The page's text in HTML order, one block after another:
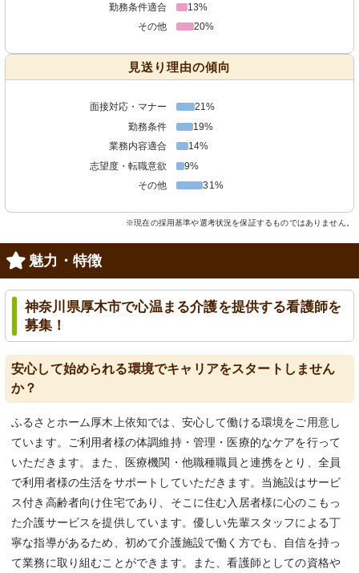
勤務条件適合
13%
その他
20%
見送り理由の傾向
面接対応・マナー
21%
勤務条件
19%
業務内容適合
14%
志望度・転職意欲
9%
その他
31%
※現在の採用基準や選考状況を保証するものではありません。
魅力・特徴
神奈川県厚木市で心温まる介護を提供する看護師を
募集！
安心して始められる環境でキャリアをスタートしません
か？
ふるさとホーム厚木上依知では、安心して働ける環境をご用意し
ています。ご利用者様の体調維持・管理・医療的なケアを行って
いただきます。また、医療機関・他職種職員と連携をとり、全員
で利用者様の生活をサポートしていただきます。当施設はサービ
ス付き高齢者向け住宅であり、そこに住む入居者様に心のこもっ
た介護サービスを提供しています。優しい先輩スタッフによる丁
寧な指導があるため、初めて介護施設で働く方でも、自信を持っ
て業務に取り組むことができます。また、看護師としての資格や